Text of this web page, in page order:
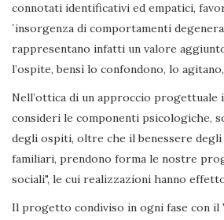
connotati identificativi ed empatici,
´insorgenza di comportamenti
rappresentano infatti un valore
l’ospite, bensì lo confondono, lo
Nell’ottica di un approccio progettuale
consideri le componenti psicologiche,
degli ospiti, oltre che il benessere
familiari, prendono forma le nostre
sociali", le cui realizzazioni hanno
Il progetto condiviso in ogni fase con il